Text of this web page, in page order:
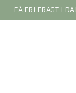
FÅ FRI FRAGT I